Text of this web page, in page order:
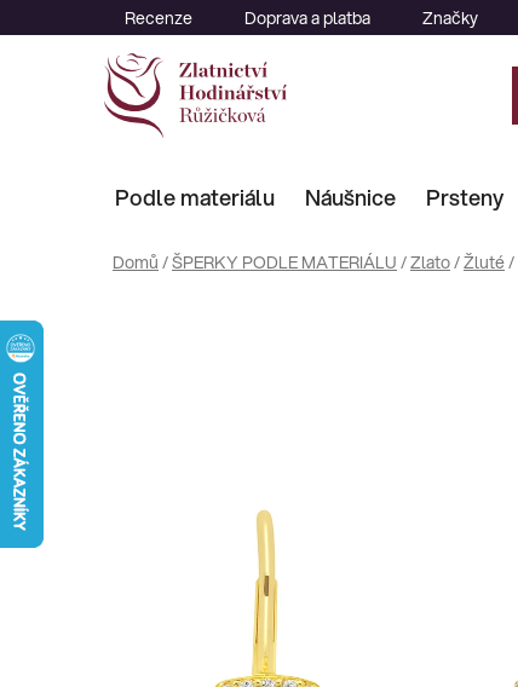
na
Recenze Doprava a platba Značky
Podle materiálu Náušnice Prsteny
Domů /ŠPERKY PODLE MATERIÁLU /Zlato/Žluté/